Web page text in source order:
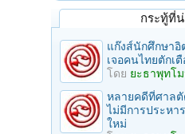
กระทู้ที่
แก๊งส์นักศึกษาอิ
เจอคนไทยตักเ
โดย ยะธาพุทโ
หลายคดีที่ศาล
ไม่มีการประหา
ใหม่